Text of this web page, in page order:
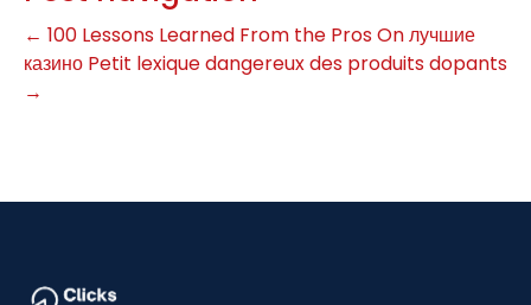
← 100 Lessons Learned From the Pros On лучшие
казино Petit lexique dangereux des produits dopants
→